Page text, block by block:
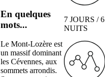
En quelques
mots...
Le Mont-Lozère est
un massif dominant
les Cévennes, aux
sommets arrondis.
7 JOURS / 6
NUITS